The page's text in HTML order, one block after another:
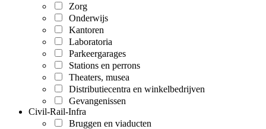
Zorg
Onderwijs
Kantoren
Laboratoria
Parkeergarages
Stations en perrons
Theaters, musea
Distributiecentra en winkelbedrijven
Gevangenissen
Civil-Rail-Infra
Bruggen en viaducten